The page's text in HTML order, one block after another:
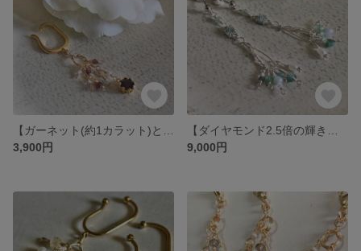
3,900円
9,000円